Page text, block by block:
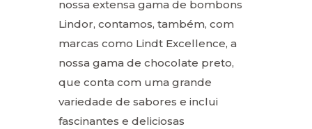
nossa extensa gama de bombons
Lindor, contamos, também, com
marcas como Lindt Excellence, a
nossa gama de chocolate preto,
que conta com uma grande
variedade de sabores e inclui
fascinantes e deliciosas